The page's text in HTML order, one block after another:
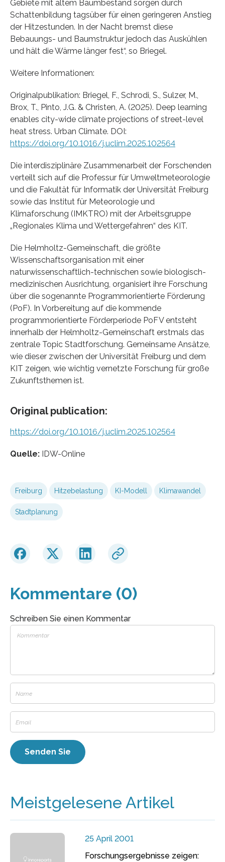
Gebiete mit altem Baumbestand sorgen durch
Schattenbildung tagsüber für einen geringeren Anstieg
der Hitzestunden. In der Nacht bremst diese
Bebauungs- und Baumstruktur jedoch das Auskühlen
und hält die Wärme länger fest“, so Briegel.
Weitere Informationen:
Originalpublikation: Briegel, F., Schrodi, S., Sulzer, M.,
Brox, T., Pinto, J.G. & Christen, A. (2025). Deep learning
enables city-wide climate projections of street-level
heat stress. Urban Climate. DOI:
https://doi.org/10.1016/j.uclim.2025.102564
Die interdisziplinäre Zusammenarbeit der Forschenden
verteilt sich auf die Professur für Umweltmeteorologie
und die Fakultät für Informatik der Universität Freiburg
sowie das Institut für Meteorologie und
Klimaforschung (IMKTRO) mit der Arbeitsgruppe
„Regionales Klima und Wettergefahren“ des KIT.
Die Helmholtz-Gemeinschaft, die größte
Wissenschaftsorganisation mit einer
naturwissenschaftlich-technischen sowie biologisch-
medizinischen Ausrichtung, organisiert ihre Forschung
über die sogenannte Programmorientierte Förderung
(PoF). In Vorbereitung auf die kommende
programmorientierte Förderperiode PoF V entsteht
innerhalb der Helmholtz-Gemeinschaft erstmals das
zentrale Topic Stadtforschung. Gemeinsame Ansätze,
wie dieser zwischen der Universität Freiburg und dem
KIT zeigen, wie wichtig vernetzte Forschung für große
Zukunftsthemen ist.
Original publication:
https://doi.org/10.1016/j.uclim.2025.102564
Quelle: IDW-Online
Freiburg Hitzebelastung KI-Modell Klimawandel
Stadtplanung
Kommentare (0)
Schreiben Sie einen Kommentar
Meistgelesene Artikel
25 April 2001
Forschungsergebnisse zeigen: